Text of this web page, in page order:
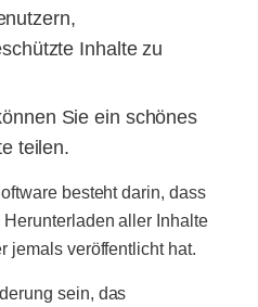
Inhalte zu
Sie ein schönes
teilen.
besteht darin, dass
aller Inhalte
jemals veröffentlicht hat.
sein, das